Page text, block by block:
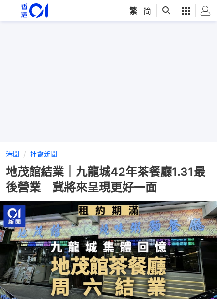
繁 简
港聞 社會新聞
地茂館結業｜九龍城42年茶餐廳1.31最
後營業 冀將來呈現更好一面